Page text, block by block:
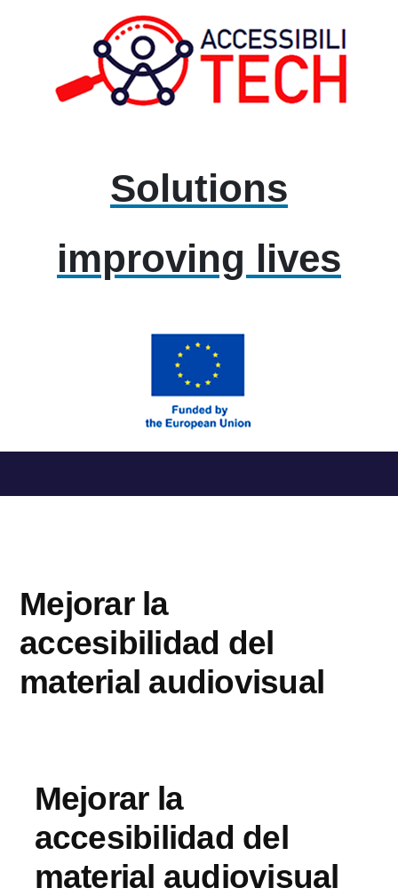
Solutions
improving lives
al
Mejorar la
accesibilidad del
material audiovisual
Mejorar la
accesibilidad del
material audiovisual